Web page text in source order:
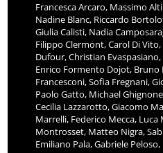
Francesca Arcaro, Massimo
Nadine Blanc, Riccardo
Giulia Calisti, Nadia
Filippo Clermont, Carol Di
Dufour, Christian
Enrico Formento Dojot, Bruno
Francesconi, Sofia Fregnani,
Paolo Gatto, Michael
Cecilia Lazzarotto, Giacomo
Marrelli, Federico Mecca,
Montrosset, Matteo Nigra,
Emiliano Pala, Gabriele